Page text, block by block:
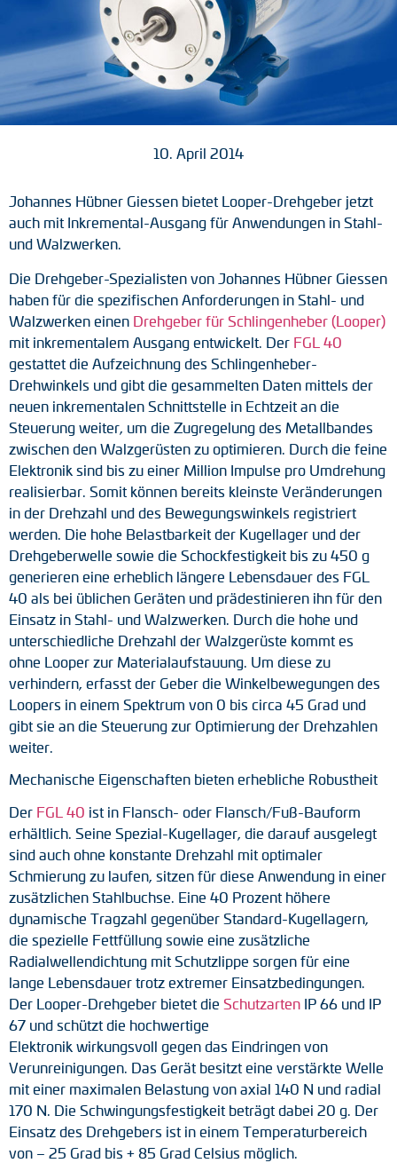
Tacho-Generatoren
LWL-Signalübertragung
Impulsverteiler
Handmessgeräte
Kupplungen
Zwischenflansche
Adapterwellen
Drehmomentstützen
DC Motoren
AC Synchrongeneratoren
10. April 2014
Johannes Hübner Giessen bietet Looper-Drehgeber jetzt
auch mit Inkremental-Ausgang für Anwendungen in Stahl-
und Walzwerken.
Die Drehgeber-Spezialisten von Johannes Hübner Giessen
haben für die spezifischen Anforderungen in Stahl- und
Walzwerken einen Drehgeber für Schlingenheber (Looper)
mit inkrementalem Ausgang entwickelt. Der FGL 40
gestattet die Aufzeichnung des Schlingenheber-
Drehwinkels und gibt die gesammelten Daten mittels der
neuen inkrementalen Schnittstelle in Echtzeit an die
Steuerung weiter, um die Zugregelung des Metallbandes
zwischen den Walzgerüsten zu optimieren. Durch die feine
Elektronik sind bis zu einer Million Impulse pro Umdrehung
realisierbar. Somit können bereits kleinste Veränderungen
in der Drehzahl und des Bewegungswinkels registriert
werden. Die hohe Belastbarkeit der Kugellager und der
Drehgeberwelle sowie die Schockfestigkeit bis zu 450 g
generieren eine erheblich längere Lebensdauer des FGL
40 als bei üblichen Geräten und prädestinieren ihn für den
Einsatz in Stahl- und Walzwerken. Durch die hohe und
unterschiedliche Drehzahl der Walzgerüste kommt es
ohne Looper zur Materialaufstauung. Um diese zu
verhindern, erfasst der Geber die Winkelbewegungen des
Loopers in einem Spektrum von 0 bis circa 45 Grad und
gibt sie an die Steuerung zur Optimierung der Drehzahlen
weiter.
Mechanische Eigenschaften bieten erhebliche Robustheit
Der FGL 40 ist in Flansch- oder Flansch/Fuß-Bauform
erhältlich. Seine Spezial-Kugellager, die darauf ausgelegt
sind auch ohne konstante Drehzahl mit optimaler
Schmierung zu laufen, sitzen für diese Anwendung in einer
zusätzlichen Stahlbuchse. Eine 40 Prozent höhere
dynamische Tragzahl gegenüber Standard-Kugellagern,
die spezielle Fettfüllung sowie eine zusätzliche
Radialwellendichtung mit Schutzlippe sorgen für eine
lange Lebensdauer trotz extremer Einsatzbedingungen.
Der Looper-Drehgeber bietet die Schutzarten IP 66 und IP
67 und schützt die hochwertige
Elektronik wirkungsvoll gegen das Eindringen von
Verunreinigungen. Das Gerät besitzt eine verstärkte Welle
mit einer maximalen Belastung von axial 140 N und radial
170 N. Die Schwingungsfestigkeit beträgt dabei 20 g. Der
Einsatz des Drehgebers ist in einem Temperaturbereich
von – 25 Grad bis + 85 Grad Celsius möglich.